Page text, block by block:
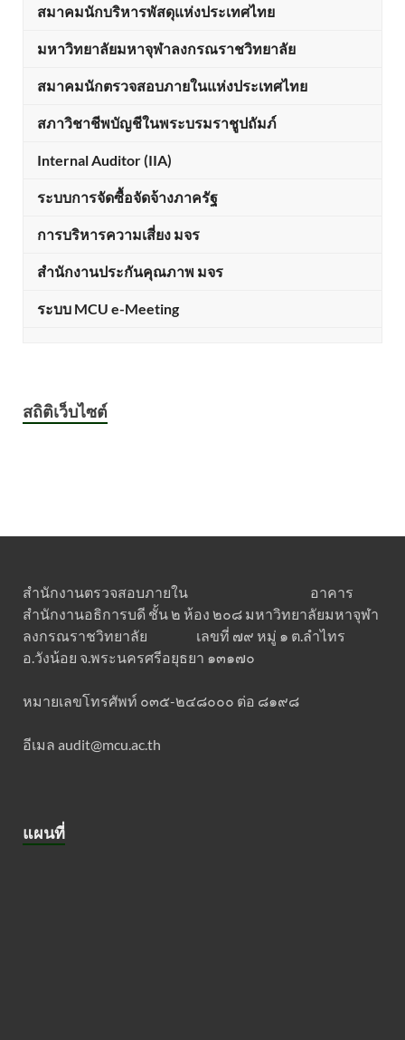
สมาคมนักบริหารพัสดุแห่งประเทศไทย
มหาวิทยาลัยมหาจุฬาลงกรณราชวิทยาลัย
สมาคมนักตรวจสอบภายในแห่งประเทศไทย
สภาวิชาชีพบัญชีในพระบรมราชูปถัมภ์
Internal Auditor (IIA)
ระบบการจัดซื้อจัดจ้างภาครัฐ
การบริหารความเสี่ยง มจร
สำนักงานประกันคุณภาพ มจร
ระบบ MCU e-Meeting
สถิติเว็บไซต์
สำนักงานตรวจสอบภายใน อาคาร
สำนักงานอธิการบดี ชั้น ๒ ห้อง ๒๐๘ มหาวิทยาลัยมหาจุฬา
ลงกรณราชวิทยาลัย เลขที่ ๗๙ หมู่ ๑ ต.ลำไทร
อ.วังน้อย จ.พระนครศรีอยุธยา ๑๓๑๗๐
หมายเลขโทรศัพท์ ๐๓๕-๒๔๘๐๐๐ ต่อ ๘๑๙๘
อีเมล audit@mcu.ac.th
แผนที่